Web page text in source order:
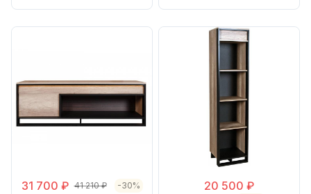
31 700 ₽ 41 210 ₽ -30% 20 500 ₽